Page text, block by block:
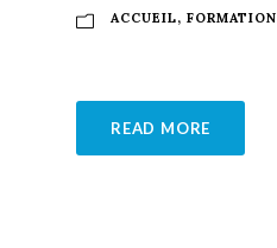
ACCUEIL, FORMATION
READ MORE